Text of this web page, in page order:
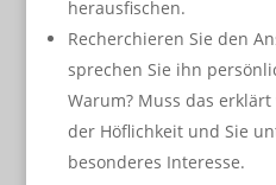
herausfischen.
Recherchieren Sie den
sprechen Sie ihn
Warum? Muss das
der Höflichkeit und Sie
besonderes Interesse.